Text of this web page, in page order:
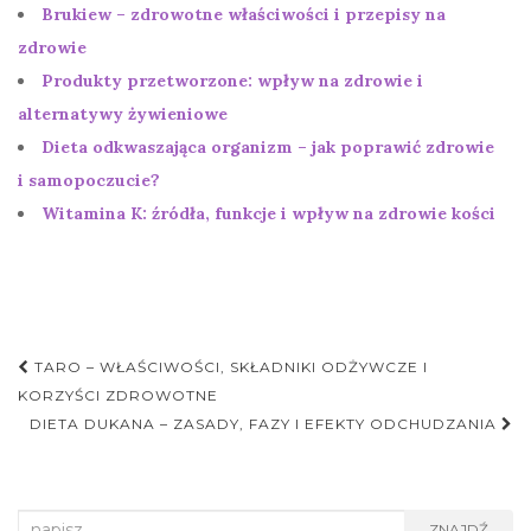
Brukiew – zdrowotne właściwości i przepisy na
zdrowie
Produkty przetworzone: wpływ na zdrowie i
alternatywy żywieniowe
Dieta odkwaszająca organizm – jak poprawić zdrowie
i samopoczucie?
Witamina K: źródła, funkcje i wpływ na zdrowie kości
Nawigacja
postu
TARO – WŁAŚCIWOŚCI, SKŁADNIKI ODŻYWCZE I
KORZYŚCI ZDROWOTNE
DIETA DUKANA – ZASADY, FAZY I EFEKTY ODCHUDZANIA
Search